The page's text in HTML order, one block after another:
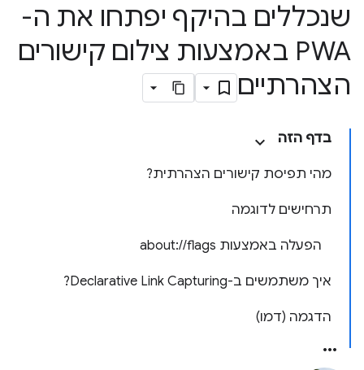
שנכללים בהיקף יפתחו את ה-
PWA באמצעות צילום קישורים
הצהרתיים
בדף הזה
מהי תפיסת קישורים הצהרתית?
תרחישים לדוגמה
הפעלה באמצעות about://flags
איך משתמשים ב-Declarative Link Capturing?
הדגמה (דמו)